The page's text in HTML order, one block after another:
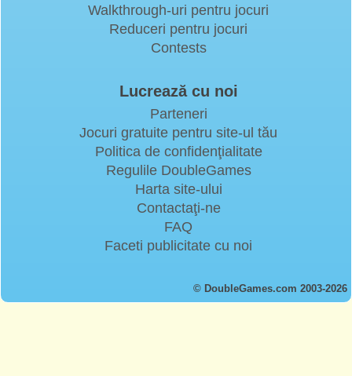
Walkthrough-uri pentru jocuri
Reduceri pentru jocuri
Contests
Lucrează cu noi
Parteneri
Jocuri gratuite pentru site-ul tău
Politica de confidenţialitate
Regulile DoubleGames
Harta site-ului
Contactaţi-ne
FAQ
Faceti publicitate cu noi
© DoubleGames.com 2003-2026